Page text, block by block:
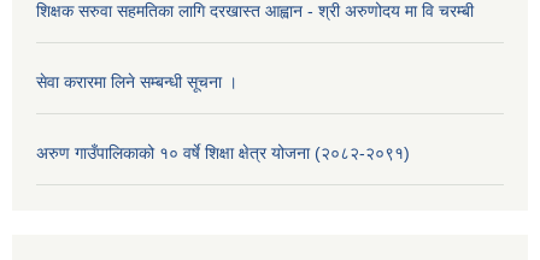
शिक्षक सरुवा सहमतिका लागि दरखास्त आह्वान - श्री अरुणोदय मा वि चरम्बी
सेवा करारमा लिने सम्बन्धी सूचना ।
अरुण गाउँपालिकाको १० वर्षे शिक्षा क्षेत्र योजना (२०८२-२०९१)